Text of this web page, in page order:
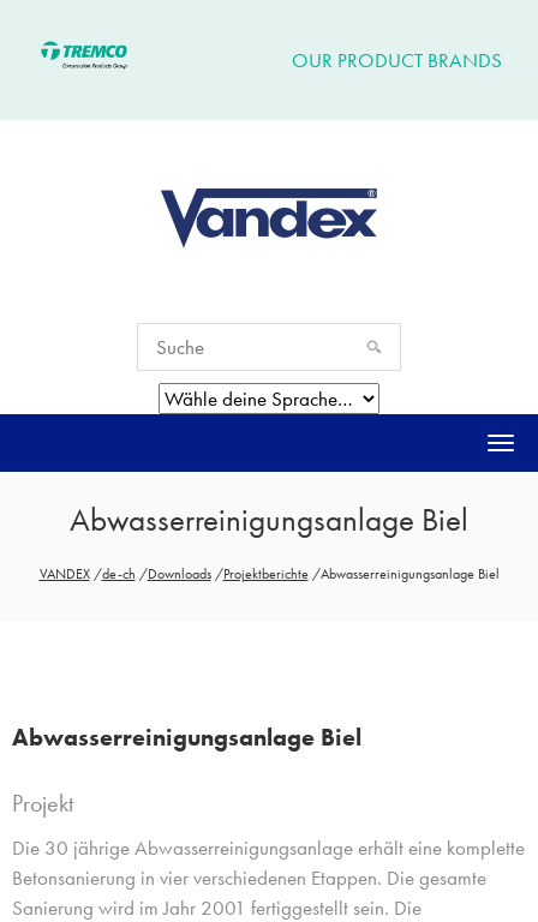
OUR PRODUCT BRANDS
Abwasserreinigungsanlage Biel
VANDEX /de-ch /Downloads /Projektberichte /Abwasserreinigungsanlage Biel
Abwasserreinigungsanlage Biel
Projekt
Die 30 jährige Abwasserreinigungsanlage erhält eine komplette
Betonsanierung in vier verschiedenen Etappen. Die gesamte
Sanierung wird im Jahr 2001 fertiggestellt sein. Die